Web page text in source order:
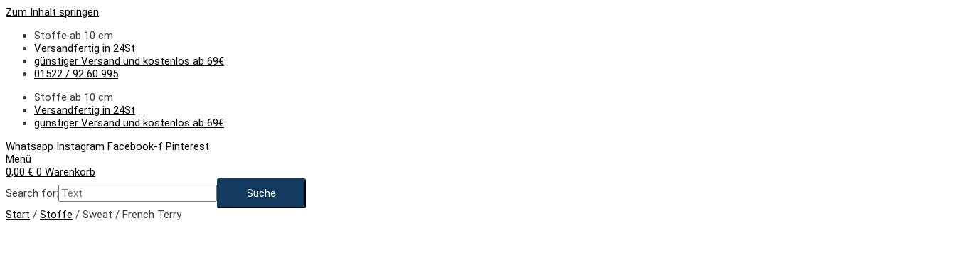
Zum Inhalt springen
Stoffe ab 10 cm
Versandfertig in 24St
günstiger Versand und kostenlos ab 69€
01522 / 92 60 995
Stoffe ab 10 cm
Versandfertig in 24St
günstiger Versand und kostenlos ab 69€
Whatsapp Instagram Facebook-f Pinterest
Menü
0,00 € 0 Warenkorb
Search for:
Start / Stoffe / Sweat / French Terry